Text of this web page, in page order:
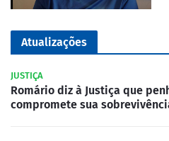
Atualizações
JUSTIÇA
Romário diz à Justiça que
compromete sua